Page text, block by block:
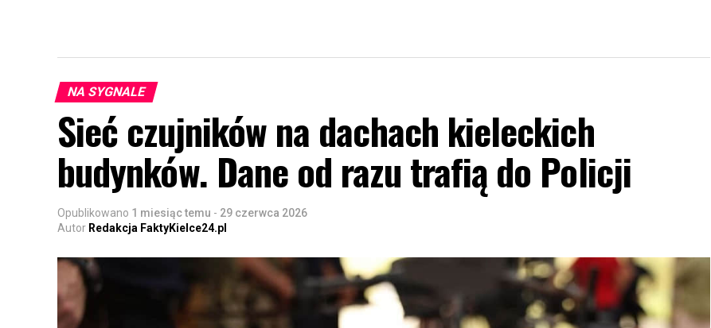
NA SYGNALE
Sieć czujników na dachach kieleckich
budynków. Dane od razu trafią do Policji
Opublikowano 1 miesiąc temu - 29 czerwca 2026
Autor Redakcja FaktyKielce24.pl